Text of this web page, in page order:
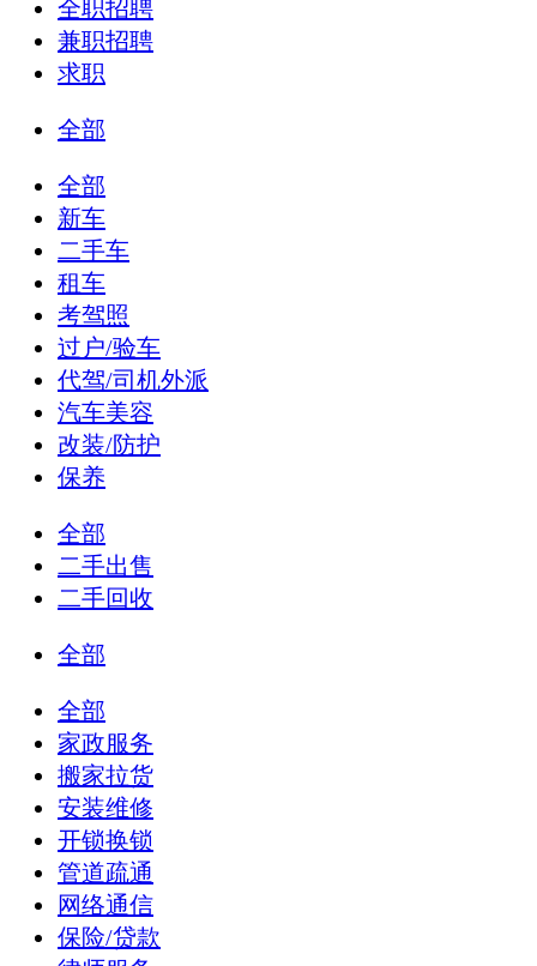
全职招聘
兼职招聘
求职
全部
全部
新车
二手车
租车
考驾照
过户/验车
代驾/司机外派
汽车美容
改装/防护
保养
全部
二手出售
二手回收
全部
全部
家政服务
搬家拉货
安装维修
开锁换锁
管道疏通
网络通信
保险/贷款